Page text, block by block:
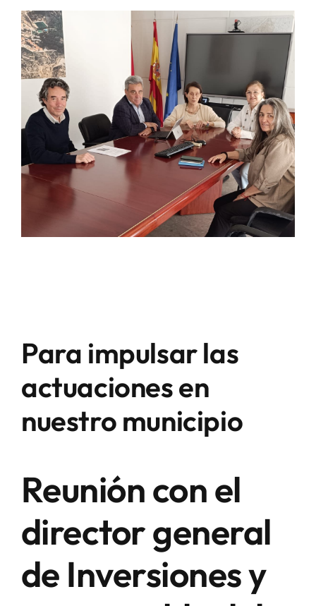
Para impulsar las
actuaciones en
nuestro municipio
Reunión con el
director general
de Inversiones y